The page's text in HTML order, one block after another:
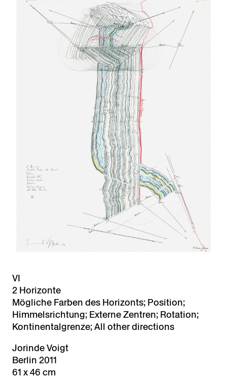
VI
2 Horizonte
Mögliche Farben des Horizonts; Position;
Himmelsrichtung; Externe Zentren; Rotation;
Kontinentalgrenze; All other directions
Jorinde Voigt
Berlin 2011
61 x 46 cm